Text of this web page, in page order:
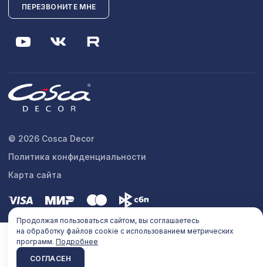
ПЕРЕЗВОНИТЕ МНЕ
© 2026 Cosca Decor
Политика конфиденциальности
Карта сайта
Продолжая пользоваться сайтом, вы соглашаетесь
на обработку файлов cookie с использованием метрических
программ. Подробнее
СОГЛАСЕН